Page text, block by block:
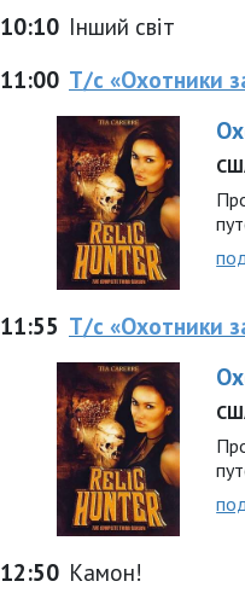
10:10 Інший світ
11:00 Т/с «Охотники
11:55 Т/с «Охотники
12:50 Камон!